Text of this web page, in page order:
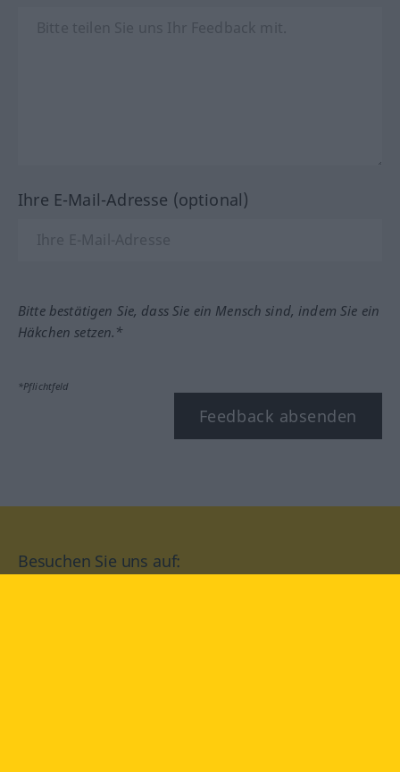
Ihre E-Mail-Adresse (optional)
Bitte bestätigen Sie, dass Sie ein Mensch sind, indem Sie ein
Häkchen setzen.*
*Pflichtfeld
Feedback absenden
Besuchen Sie uns auf: